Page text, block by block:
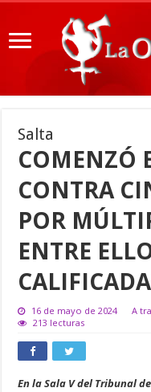
Salta
COMENZÓ
CONTRA
POR
ENTRE
16 de mayo de 2024
A
213 lecturas
En la Sala V del Tribunal